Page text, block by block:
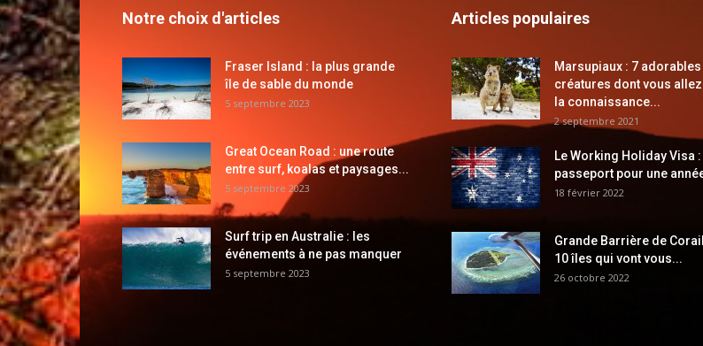
Notre choix d'articles
Fraser Island : la plus grande
île de sable du monde
5 septembre 2023
Great Ocean Road : une route
entre surf, koalas et paysages...
5 septembre 2023
Surf trip en Australie : les
événements à ne pas manquer
5 septembre 2023
Articles populaires
Marsupiaux : 7 adorables
créatures dont vous
la connaissance...
2 septembre 2021
Le Working Holiday Visa
passeport pour une
18 février 2022
Grande Barrière de
10 îles qui vont vous...
26 octobre 2022